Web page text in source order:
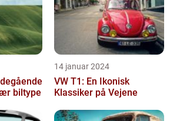
biltype
14 januar 2024
VW T1: En Ikonisk
Klassiker på Vejene